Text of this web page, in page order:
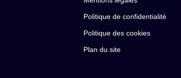
Politique de confidentialité
Politique des cookies
Plan du site